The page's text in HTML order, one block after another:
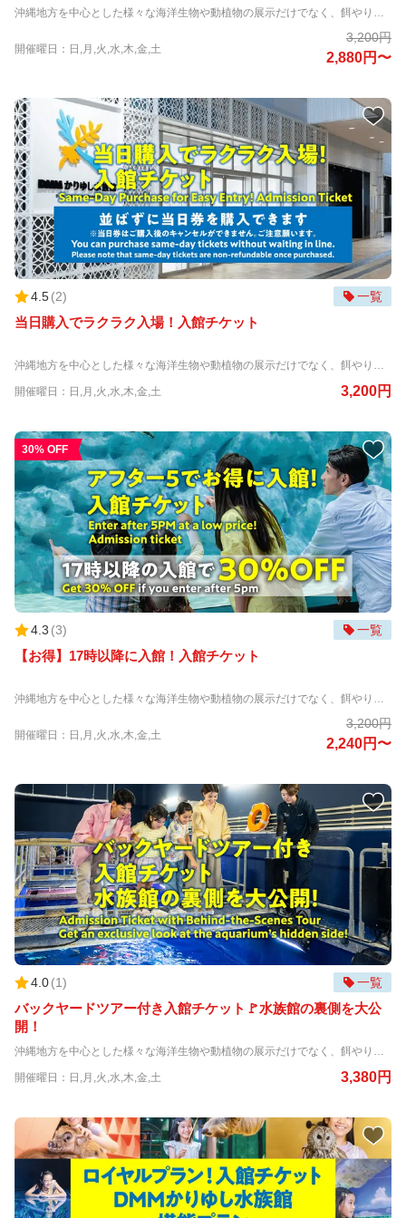
沖縄地方を中心とした様々な海洋生物や動植物の展示だけでなく、餌やりなど複数の体験プログラムを提供する、新しいカタチのエンタテイメント水族館です。 「生きものたちとのゼロ距離の感動と非日常の幻想体験の提供」をコンセプトにした、最高の笑顔に出会える場所！ 那覇空港から車で約20分とアクセスも良く、沖縄旅行到着日や出発日のご来館もおすすめです。 ①生きものとのゼロ距離の感動！ 水辺の生きものだけではなく、ナマケモノやカワウソなどの動物たちに会えるのも特徴です。 餌やり体験で、カワウソにタッチすることもできます。 ②幻想的な非日常体験！ クラゲが泳ぐ巨大な円柱水槽が立ち並ぶエリアでは、光と音の織りなす幻想的な空間で、クラゲの優雅な姿は思わず見入ってしまうほどです。 大水槽のガラスの上を歩くエリアや、真上にお魚が通るトンネル水槽、映える写真が撮れる大水槽の丸窓など盛りだくさん。 ➂2025年3月にオープンした、『ふれあい広場tetote』は必見！ 普段あまり見ることができないマイクロブタやコールダックなどとふれあうことができ、餌をあげたり、寄りそって記念撮影ができたりするので、 沖縄旅行の思い出作りにおすすめです。たくさんのマイクロブタに囲まれて大興奮すること間違いなし！
開催曜日：日,月,火,水,木,金,土
3,200円
2,880円〜
4.5(2) 一覧
当日購入でラクラク入場！入館チケット
沖縄地方を中心とした様々な海洋生物や動植物の展示だけでなく、餌やりなど複数の体験プログラムを提供する、新しいカタチのエンタテイメント水族館です。 「生きものたちとのゼロ距離の感動と非日常の幻想体験の提供」をコンセプトにした、最高の笑顔に出会える場所！ 那覇空港から車で約20分とアクセスも良く、沖縄旅行到着日や出発日のご来館もおすすめです。 ①生きものとのゼロ距離の感動！ 水辺の生きものだけではなく、ナマケモノやカワウソなどの動物たちに会えるのも特徴です。 餌やり体験で、カワウソにタッチすることもできます。 ②幻想的な非日常体験！ クラゲが泳ぐ巨大な円柱水槽が立ち並ぶエリアでは、光と音の織りなす幻想的な空間で、クラゲの優雅な姿は思わず見入ってしまうほどです。 大水槽のガラスの上を歩くエリアや、真上にお魚が通るトンネル水槽、映える写真が撮れる大水槽の丸窓など盛りだくさん。 ➂2025年3月にオープンした、『ふれあい広場tetote』は必見！ 普段あまり見ることができないマイクロブタやコールダックなどとふれあうことができ、餌をあげたり、寄りそって記念撮影ができたりするので、 沖縄旅行の思い出作りにおすすめです。たくさんのマイクロブタに囲まれて大興奮すること間違いなし！ 【ご注意】 ※当日券はご購入後のキャンセルができません。 ・下記のお日にちは、営業時間が9:00～18:00までとなり通常営業時間と異なります。(最終入場60分前) 2026年3月26日、7月11日、7月18日、10月5日
開催曜日：日,月,火,水,木,金,土 3,200円
30% OFF
4.3 (3) 一覧
【お得】17時以降に入館！入館チケット
沖縄地方を中心とした様々な海洋生物や動植物の展示だけでなく、餌やりなど複数の体験プログラムを提供する、新しいカタチのエンタテイメント水族館です。 「生きものたちとのゼロ距離の感動と非日常の幻想体験の提供」をコンセプトにした、最高の笑顔に出会える場所！ 那覇空港から車で約20分とアクセスも良く、沖縄旅行到着日や出発日のご来館もおすすめです。 ①生きものとのゼロ距離の感動！ 水辺の生きものだけではなく、ナマケモノやカワウソなどの動物たちに会えるのも特徴です。 餌やり体験で、カワウソにタッチすることもできます。 ②幻想的な非日常体験！ クラゲが泳ぐ巨大な円柱水槽が立ち並ぶエリアでは、光と音の織りなす幻想的な空間で、クラゲの優雅な姿は思わず見入ってしまうほどです。 大水槽のガラスの上を歩くエリアや、真上にお魚が通るトンネル水槽、映え写真が撮れる大水槽の丸窓など盛りだくさん。 ➂2025年3月にオープンした、『ふれあい広場tetote』は必見！ 普段あまり見ることができないマイクロブタやコールダックなどに餌をあげたり、寄りそって記念撮影ができるので、 沖縄旅行の思い出作りにおすすめです。たくさんのマイクロブタに囲まれて大興奮すること間違いなし！ 【ご注意】 ・下記のお日にちは、営業時間が9:00～18:00までとなり通常営業時間と異なります。(最終入場60分前) 2026年3月26日、7月11日、7月18日、10月5日
開催曜日：日,月,火,水,木,金,土
3,200円
2,240円〜
4.0(1) 一覧
バックヤードツアー付き入館チケット🚩水族館の裏側を大公
開！
沖縄地方を中心とした様々な海洋生物や動植物の展示だけでなく、餌やりなど複数の体験プログラムを提供する、新しいカタチのエンタテイメント水族館です。 「生きものたちとのゼロ距離の感動と非日常の幻想体験の提供」をコンセプトにした、最高の笑顔に出会える場所！ 那覇空港から車で約20分とアクセスも良く、沖縄旅行到着日や出発日のご来館もおすすめです。 ①生きものとのゼロ距離の感動！ 水辺の生きものだけではなく、ナマケモノやカワウソなどの動物たちに会えるのも特徴です。 餌やり体験で、カワウソにタッチすることもできます。 ②幻想的な非日常体験！ クラゲが泳ぐ巨大な円柱水槽が立ち並ぶエリアでは、光と音の織りなす幻想的な空間で、クラゲの優雅な姿は思わず見入ってしまうほどです。 大水槽のガラスの上を歩くエリアや、真上にお魚が通るトンネル水槽、映える写真が撮れる大水槽の丸窓など盛りだくさん。 ➂2025年3月にオープンした、『ふれあい広場tetote』は必見！ 普段あまり見ることができないマイクロブタやコールダックなどに餌をあげたり、寄りそって記念撮影ができるので、 沖縄旅行の思い出作りにおすすめです。たくさんのマイクロブタに囲まれて大興奮すること間違いなし！ ★普段は見れない水族館の裏側をご案内！ 生きものの飼育方法や餌の準備、水族館専用の設備など、ここでしか聞けない裏話もたっぷり。（参加者は大水槽での餌やり体験の他、DMMかりゆし水族館マスターの証明書を授与します。） 【ご注意】 下記のお日にちは、営業時間が9:00～18:00までとなり通常営業時間と異なります。(最終入場60分前) 2026年3月26日、7月11日、7月18日、10月5日
開催曜日：日,月,火,水,木,金,土 3,380円